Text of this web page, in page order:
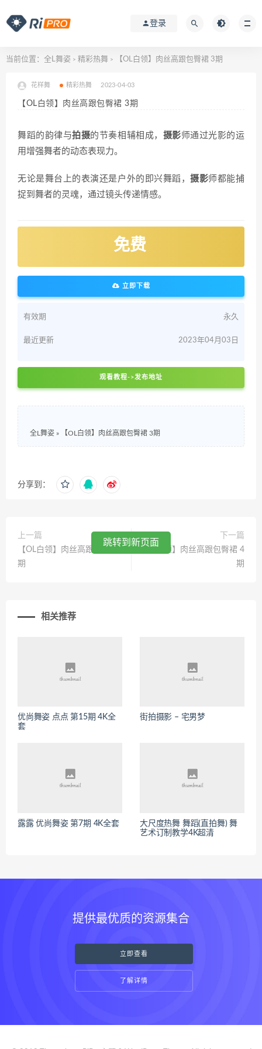
登录
当前位置： 全L舞姿 > 精彩热舞 > 【OL白领】肉丝高跟包臀裙 3期
花样舞 精彩热舞 2023-04-03
【OL白领】肉丝高跟包臀裙 3期
舞蹈的韵律与拍摄的节奏相辅相成， 摄影师通过光影的运
用增强舞者的动态表现力。
无论是舞台上的表演还是户外的即兴舞蹈，摄影师都能捕
捉到舞者的灵魂，通过镜头传递情感。
免费
立即下载
有效期 永久
最近更新 2023年04月03日
观看教程->发布地址
全L舞姿 » 【OL白领】肉丝高跟包臀裙 3期
分享到：
上一篇
【OL白领】肉丝高跟包臀裙 2
期
下一篇
【OL白领】肉丝高跟包臀裙 4
期
相关推荐
优尚舞姿 点点 第15期 4K全
套
街拍摄影 – 宅男梦
露露 优尚舞姿 第7期 4K全套
大尺度热舞 舞蹈(直拍舞) 舞
艺术订制教学4K超清
提供最优质的资源集合
立即查看
了解详情
跳转到新页面